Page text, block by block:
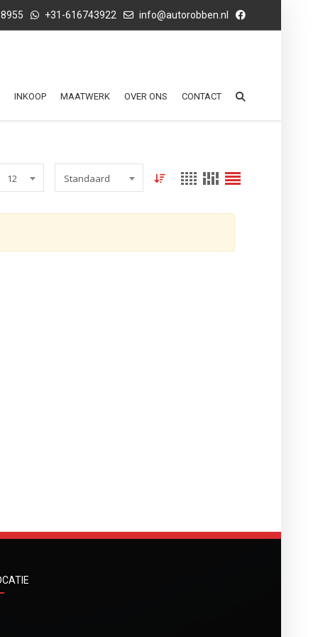
+31-616743922 info@autorobben.nl
INKOOP MAATWERK OVER ONS CONTACT
12 Standaard